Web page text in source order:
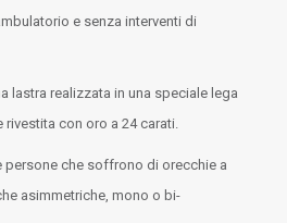
e senza interventi di
lastra realizzata in una speciale lega
rivestita con oro a 24 carati.
persone che soffrono di orecchie a
asimmetriche, mono o bi-